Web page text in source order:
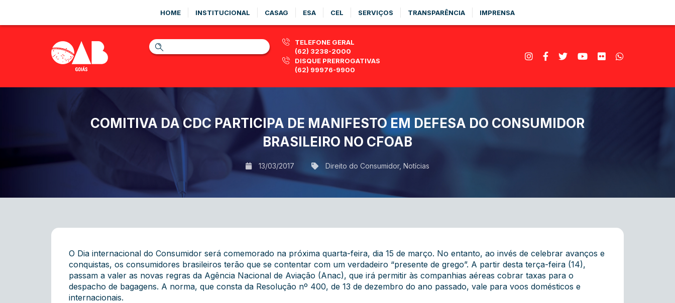
HOME INSTITUCIONAL CASAG ESA CEL SERVIÇOS TRANSPARÊNCIA IMPRENSA
TELEFONE GERAL
(62) 3238-2000
DISQUE PRERROGATIVAS
(62) 99976-9900
COMITIVA DA CDC PARTICIPA DE MANIFESTO EM DEFESA DO CONSUMIDOR
BRASILEIRO NO CFOAB
13/03/2017 Direito do Consumidor, Notícias
O Dia internacional do Consumidor será comemorado na próxima quarta-feira, dia 15 de março. No entanto, ao invés de celebrar avanços e
conquistas, os consumidores brasileiros terão que se contentar com um verdadeiro “presente de grego”. A partir desta terça-feira (14),
passam a valer as novas regras da Agência Nacional de Aviação (Anac), que irá permitir às companhias aéreas cobrar taxas para o
despacho de bagagens. A norma, que consta da Resolução nº 400, de 13 de dezembro do ano passado, vale para voos domésticos e
internacionais.